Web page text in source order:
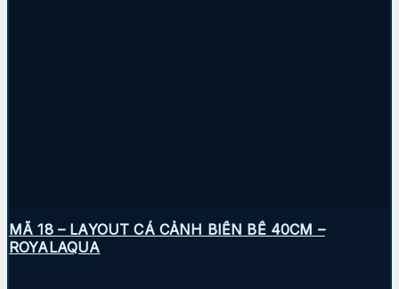
MÃ 18 – LAYOUT CÁ CẢNH BIỂN BỂ 40CM –
ROYALAQUA